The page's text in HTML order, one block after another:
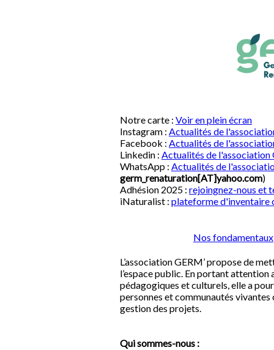
Notre carte : Voir en plein écran
Instagram : Actualités de
Facebook : Actualités de
Linkedin : Actualités de l'association
WhatsApp : Actualités de
germ_renaturation[AT]yahoo.com)
Adhésion 2025 : rejoingnez-nous et
iNaturalist : plateforme d'inventaire
Nos fondamentaux
L’association GERM’ propose de
l’espace public. En portant attention
pédagogiques et culturels, elle a
personnes et communautés
gestion des projets.
Qui sommes-nous :